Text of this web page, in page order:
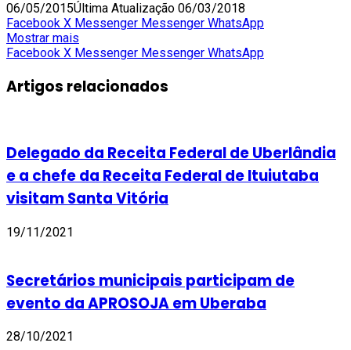
06/05/2015Última Atualização 06/03/2018
Facebook X Messenger Messenger WhatsApp
Mostrar mais
Facebook X Messenger Messenger WhatsApp
Artigos relacionados
Delegado da Receita Federal de Uberlândia
e a chefe da Receita Federal de Ituiutaba
visitam Santa Vitória
19/11/2021
Secretários municipais participam de
evento da APROSOJA em Uberaba
28/10/2021